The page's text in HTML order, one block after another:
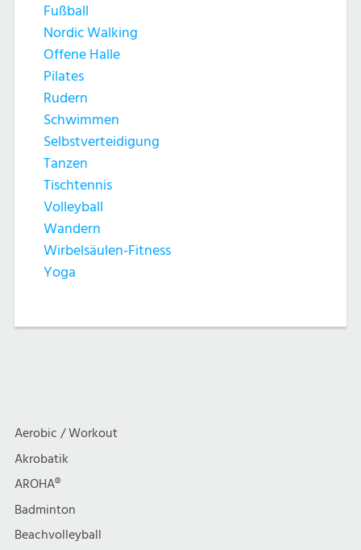
Fußball
Nordic Walking
Offene Halle
Pilates
Rudern
Schwimmen
Selbstverteidigung
Tanzen
Tischtennis
Volleyball
Wandern
Wirbelsäulen-Fitness
Yoga
Aerobic / Workout
Akrobatik
AROHA®
Badminton
Beachvolleyball